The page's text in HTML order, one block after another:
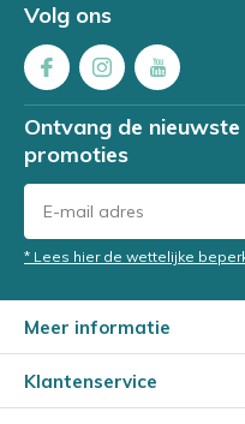
Volg ons
Ontvang de
promoties
* Lees hier de wettelijke
Meer informatie
Klantenservice